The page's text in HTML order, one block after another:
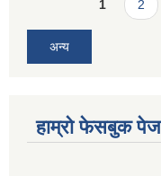
1 2
अन्य
हाम्रो फेसबुक पेज